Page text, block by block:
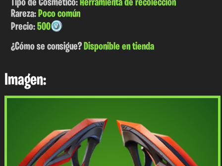
Tipo de Cosmético:Herramienta de recolección
Rareza:Poco común
Precio:500
¿Cómo se consigue?Disponible en tienda
Imagen: